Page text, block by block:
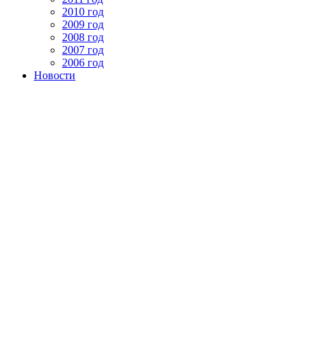
2010 год
2009 год
2008 год
2007 год
2006 год
Новости